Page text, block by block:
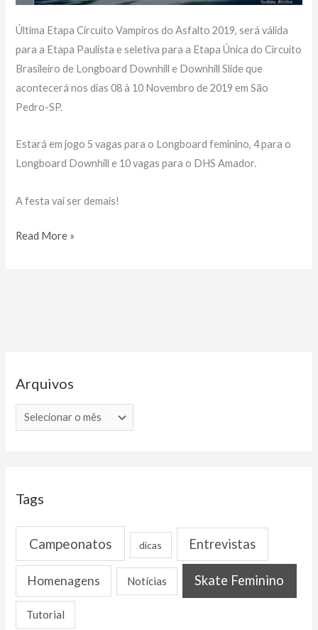
Última Etapa Circuito Vampiros do Asfalto 2019, será válida
para a Etapa Paulista e seletiva para a Etapa Única do Circuito
Brasileiro de Longboard Downhill e Downhill Slide que
acontecerá nos dias 08 à 10 Novembro de 2019 em São
Pedro-SP.
Estará em jogo 5 vagas para o Longboard feminino, 4 para o
Longboard Downhill e 10 vagas para o DHS Amador.
A festa vai ser demais!
Última
Read More »
Arquivos
r
i
s
Tags
Campeonatos dicas Entrevistas
Homenagens Notícias Skate Feminino
Tutorial